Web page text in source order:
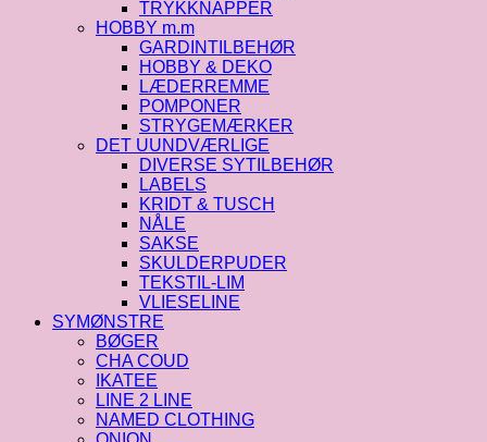
TRYKKNAPPER
HOBBY m.m
GARDINTILBEHØR
HOBBY & DEKO
LÆDERREMME
POMPONER
STRYGEMÆRKER
DET UUNDVÆRLIGE
DIVERSE SYTILBEHØR
LABELS
KRIDT & TUSCH
NÅLE
SAKSE
SKULDERPUDER
TEKSTIL-LIM
VLIESELINE
SYMØNSTRE
BØGER
CHA COUD
IKATEE
LINE 2 LINE
NAMED CLOTHING